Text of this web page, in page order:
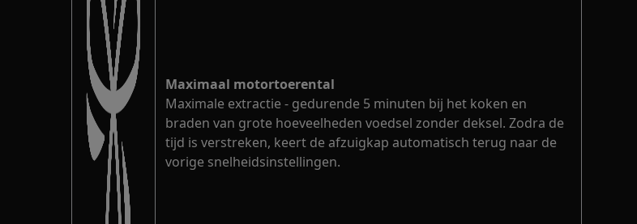
Maximaal motortoerental
Maximale extractie - gedurende 5 minuten bij het koken en
braden van grote hoeveelheden voedsel zonder deksel. Zodra de
tijd is verstreken, keert de afzuigkap automatisch terug naar de
vorige snelheidsinstellingen.